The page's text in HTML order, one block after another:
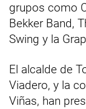
grupos como
Bekker Band,
Swing y la
El alcalde de
Viadero, y la
Viñas, han